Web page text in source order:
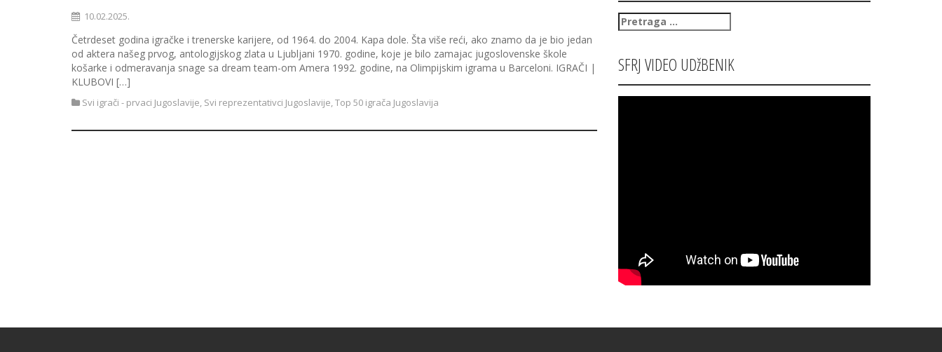
10.02.2025.
Četrdeset godina igračke i trenerske karijere, od 1964. do 2004. Kapa dole. Šta više reći, ako znamo da je bio jedan
od aktera našeg prvog, antologijskog zlata u Ljubljani 1970. godine, koje je bilo zamajac jugoslovenske škole
košarke i odmeravanja snage sa dream team-om Amera 1992. godine, na Olimpijskim igrama u Barceloni. IGRAČI |
KLUBOVI […]
Svi igrači - prvaci Jugoslavije, Svi reprezentativci Jugoslavije,Top 50 igrača Jugoslavija
Pretraga
za:
SFRJ VIDEO UDžBENIK